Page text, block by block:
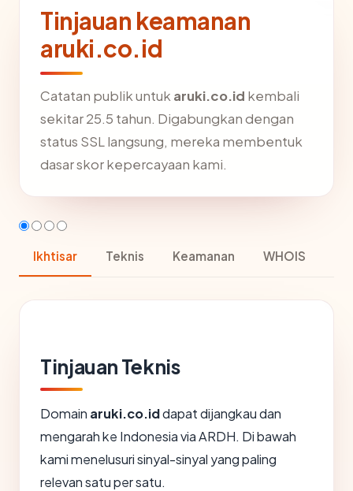
Tinjauan keamanan
aruki.co.id
Catatan publik untuk aruki.co.id kembali
sekitar 25.5 tahun. Digabungkan dengan
status SSL langsung, mereka membentuk
dasar skor kepercayaan kami.
Ikhtisar Teknis Keamanan WHOIS
Tinjauan Teknis
Domain aruki.co.iddapat dijangkau dan
mengarah ke Indonesia via ARDH. Di bawah
kami menelusuri sinyal-sinyal yang paling
relevan satu per satu.